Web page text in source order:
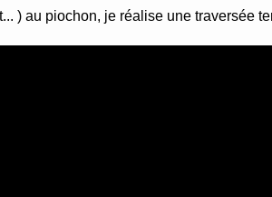
) au piochon, je réalise une traversée